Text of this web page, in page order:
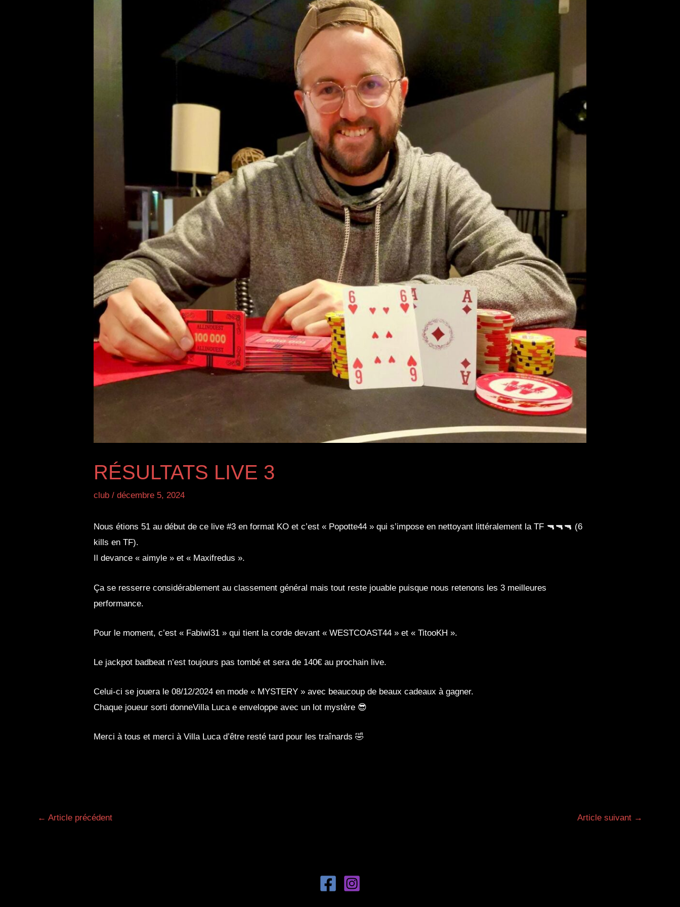
RÉSULTATS LIVE 3
club /décembre 5, 2024
Nous étions 51 au début de ce live #3 en format KO et c’est « Popotte44 » qui s’impose en nettoyant littéralement la TF 🔫🔫🔫 (6
kills en TF).
Il devance « aimyle » et « Maxifredus ».
Ça se resserre considérablement au classement général mais tout reste jouable puisque nous retenons les 3 meilleures
performance.
Pour le moment, c’est « Fabiwi31 » qui tient la corde devant « WESTCOAST44 » et « TitooKH ».
Le jackpot badbeat n’est toujours pas tombé et sera de 140€ au prochain live.
Celui-ci se jouera le 08/12/2024 en mode « MYSTERY » avec beaucoup de beaux cadeaux à gagner.
Chaque joueur sorti donneVilla Luca e enveloppe avec un lot mystère 😎
Merci à tous et merci à Villa Luca d’être resté tard pour les traînards 🤣
Navigation
← Article précédent Article suivant →